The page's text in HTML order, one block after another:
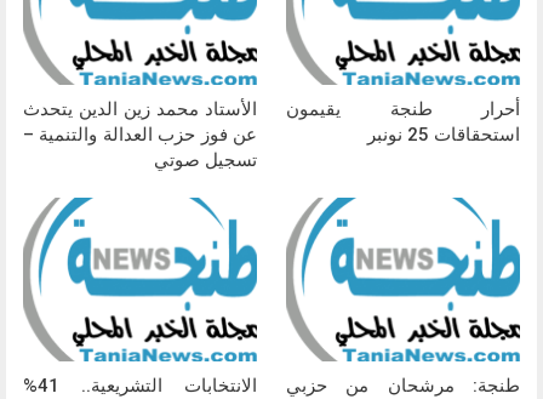
أحرار طنجة يقيمون
استحقاقات 25 نونبر
الأستاد محمد زين الدين يتحدث
عن فوز حزب العدالة والتنمية –
تسجيل صوتي
طنجة: مرشحان من حزبي
الانتخابات التشريعية.. 41%